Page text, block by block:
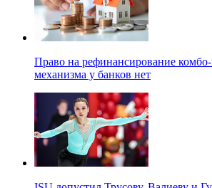
Право на рефинансирование комбо-
механизма у банков нет